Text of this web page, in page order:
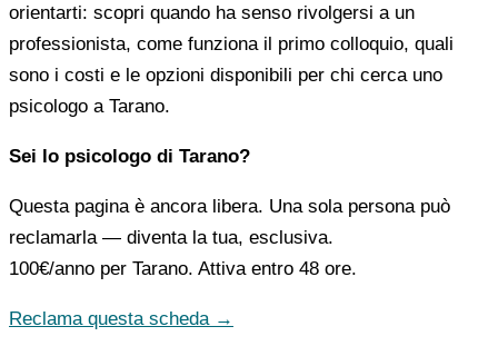
orientarti: scopri quando ha senso rivolgersi a un
professionista, come funziona il primo colloquio, quali
sono i costi e le opzioni disponibili per chi cerca uno
psicologo a Tarano.
Sei lo psicologo di Tarano?
Questa pagina è ancora libera. Una sola persona può
reclamarla — diventa la tua, esclusiva.
100€/anno per Tarano. Attiva entro 48 ore.
Reclama questa scheda →